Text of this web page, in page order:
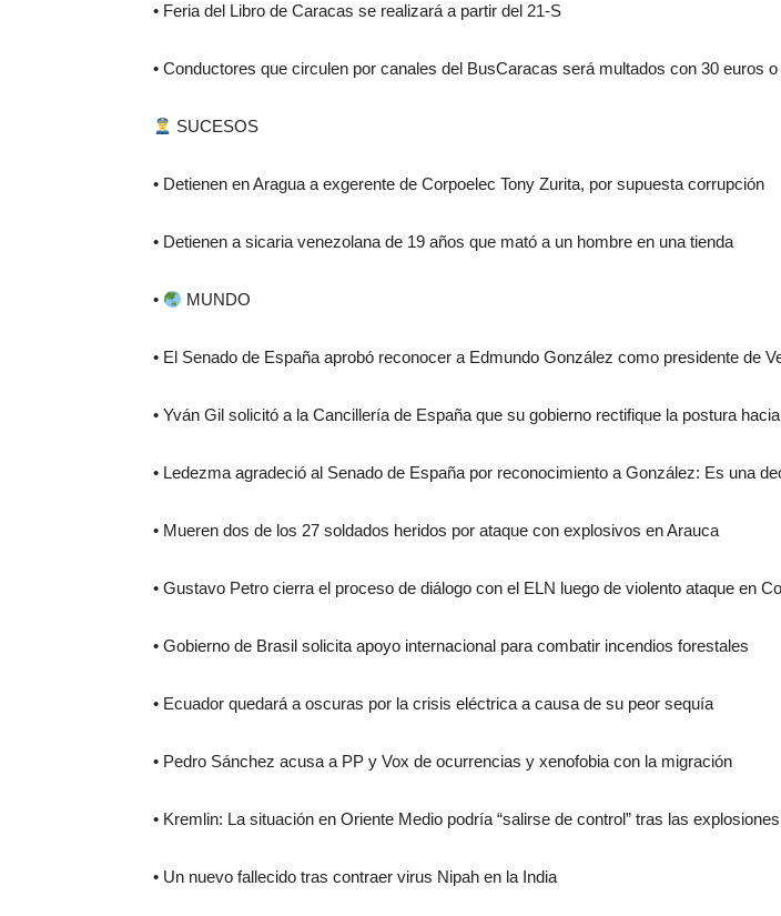
• Feria del Libro de Caracas se realizará a partir del 21-S
• Conductores que circulen por canales del BusCaracas será multados con 30 euros
SUCESOS
• Detienen en Aragua a exgerente de Corpoelec Tony Zurita, por supuesta corrupción
• Detienen a sicaria venezolana de 19 años que mató a un hombre en una tienda
• MUNDO
• El Senado de España aprobó reconocer a Edmundo González como presidente de
• Yván Gil solicitó a la Cancillería de España que su gobierno rectifique la postura
• Ledezma agradeció al Senado de España por reconocimiento a González: Es una
• Mueren dos de los 27 soldados heridos por ataque con explosivos en Arauca
• Gustavo Petro cierra el proceso de diálogo con el ELN luego de violento ataque en
• Gobierno de Brasil solicita apoyo internacional para combatir incendios forestales
• Ecuador quedará a oscuras por la crisis eléctrica a causa de su peor sequía
• Pedro Sánchez acusa a PP y Vox de ocurrencias y xenofobia con la migración
• Kremlin: La situación en Oriente Medio podría “salirse de control” tras las
• Un nuevo fallecido tras contraer virus Nipah en la India